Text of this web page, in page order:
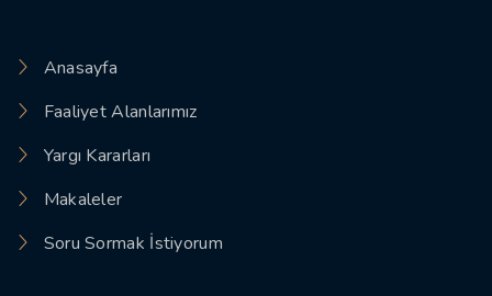
Anasayfa
Faaliyet Alanlarımız
Yargı Kararları
Makaleler
Soru Sormak İstiyorum